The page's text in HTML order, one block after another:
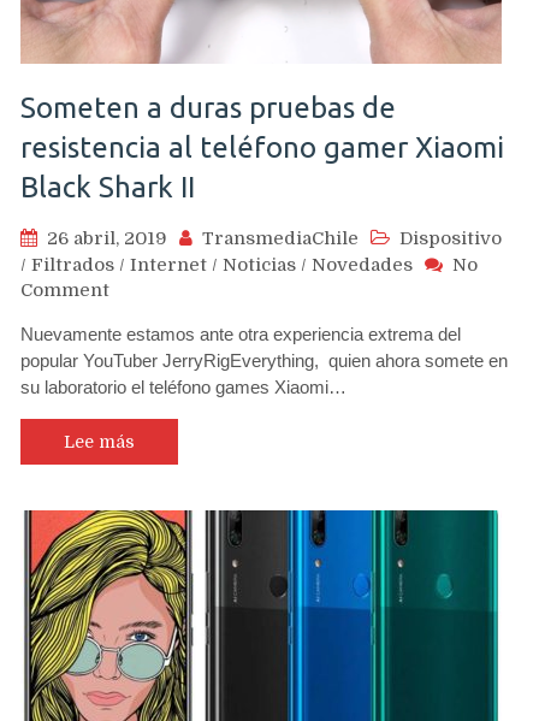
Someten a duras pruebas de
resistencia al teléfono gamer Xiaomi
Black Shark II
26 abril, 2019 TransmediaChile
Dispositivo
/ Filtrados / Internet / Noticias / Novedades
No
Commenton
a
duras
pruebas
de
resistencia
al
gamer
Xiaomi
Black
Shark
Nuevamente estamos ante otra experiencia extrema del
popular YouTuber JerryRigEverything, quien ahora somete en
su laboratorio el teléfono games Xiaomi…
Lee más